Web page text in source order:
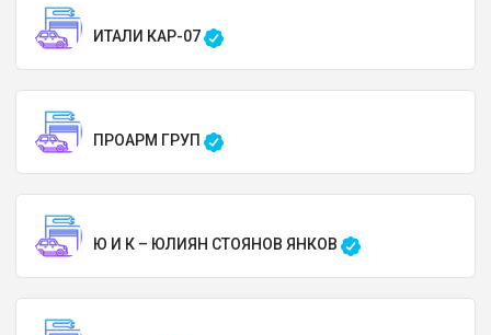
ИТАЛИ КАР-07
ПРОАРМ ГРУП
Ю И К – ЮЛИЯН СТОЯНОВ ЯНКОВ